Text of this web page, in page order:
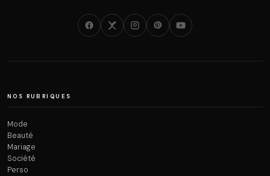
NOS RUBRIQUES
Mode
Beauté
Mariage
Société
Perso